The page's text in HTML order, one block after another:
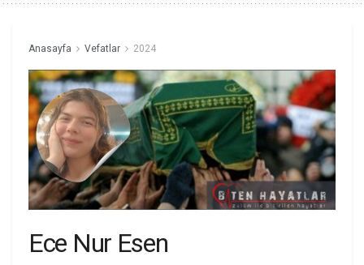
Anasayfa Vefatlar 2024
Ece Nur Esen